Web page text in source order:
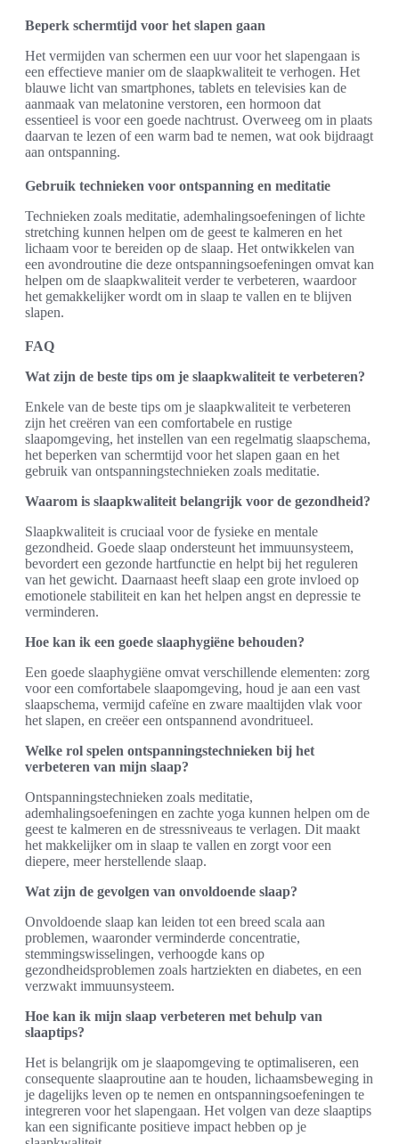
Beperk schermtijd voor het slapen gaan
Het vermijden van schermen een uur voor het slapengaan is
een effectieve manier om de slaapkwaliteit te verhogen. Het
blauwe licht van smartphones, tablets en televisies kan de
aanmaak van melatonine verstoren, een hormoon dat
essentieel is voor een goede nachtrust. Overweeg om in plaats
daarvan te lezen of een warm bad te nemen, wat ook bijdraagt
aan ontspanning.
Gebruik technieken voor ontspanning en meditatie
Technieken zoals meditatie, ademhalingsoefeningen of lichte
stretching kunnen helpen om de geest te kalmeren en het
lichaam voor te bereiden op de slaap. Het ontwikkelen van
een avondroutine die deze ontspanningsoefeningen omvat kan
helpen om de slaapkwaliteit verder te verbeteren, waardoor
het gemakkelijker wordt om in slaap te vallen en te blijven
slapen.
FAQ
Wat zijn de beste tips om je slaapkwaliteit te verbeteren?
Enkele van de beste tips om je slaapkwaliteit te verbeteren
zijn het creëren van een comfortabele en rustige
slaapomgeving, het instellen van een regelmatig slaapschema,
het beperken van schermtijd voor het slapen gaan en het
gebruik van ontspanningstechnieken zoals meditatie.
Waarom is slaapkwaliteit belangrijk voor de gezondheid?
Slaapkwaliteit is cruciaal voor de fysieke en mentale
gezondheid. Goede slaap ondersteunt het immuunsysteem,
bevordert een gezonde hartfunctie en helpt bij het reguleren
van het gewicht. Daarnaast heeft slaap een grote invloed op
emotionele stabiliteit en kan het helpen angst en depressie te
verminderen.
Hoe kan ik een goede slaaphygiëne behouden?
Een goede slaaphygiëne omvat verschillende elementen: zorg
voor een comfortabele slaapomgeving, houd je aan een vast
slaapschema, vermijd cafeïne en zware maaltijden vlak voor
het slapen, en creëer een ontspannend avondritueel.
Welke rol spelen ontspanningstechnieken bij het
verbeteren van mijn slaap?
Ontspanningstechnieken zoals meditatie,
ademhalingsoefeningen en zachte yoga kunnen helpen om de
geest te kalmeren en de stressniveaus te verlagen. Dit maakt
het makkelijker om in slaap te vallen en zorgt voor een
diepere, meer herstellende slaap.
Wat zijn de gevolgen van onvoldoende slaap?
Onvoldoende slaap kan leiden tot een breed scala aan
problemen, waaronder verminderde concentratie,
stemmingswisselingen, verhoogde kans op
gezondheidsproblemen zoals hartziekten en diabetes, en een
verzwakt immuunsysteem.
Hoe kan ik mijn slaap verbeteren met behulp van
slaaptips?
Het is belangrijk om je slaapomgeving te optimaliseren, een
consequente slaaproutine aan te houden, lichaamsbeweging in
je dagelijks leven op te nemen en ontspanningsoefeningen te
integreren voor het slapengaan. Het volgen van deze slaaptips
kan een significante positieve impact hebben op je